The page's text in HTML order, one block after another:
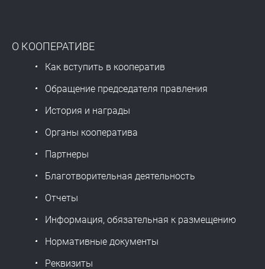
О КООПЕРАТИВЕ
Как вступить в кооператив
Обращение председателя правления
История и награды
Органы кооператива
Партнеры
Благотворительная деятельность
Отчеты
Информация, обязательная к размещению
Нормативные документы
Реквизиты